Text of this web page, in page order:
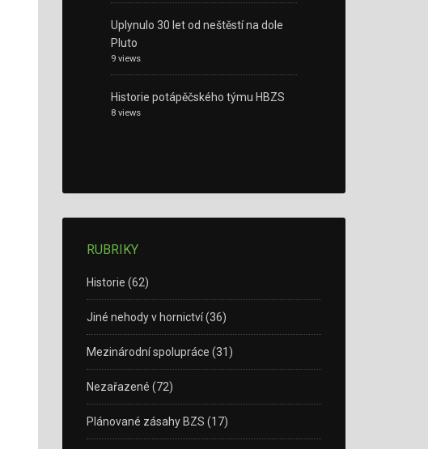
Uplynulo 30 let od neštěstí na dole
Pluto
9 views
Historie potápěčského týmu HBZS
8 views
RUBRIKY
Historie (62)
Jiné nehody v hornictví(36)
Mezinárodní spolupráce (31)
Nezařazené (72)
Plánované zásahy BZS (17)